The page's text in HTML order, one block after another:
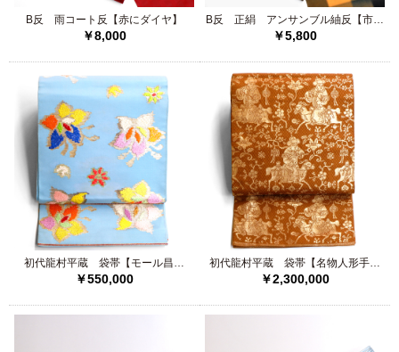
B反 雨コート反【赤にダイヤ】
￥8,000
B反 正絹 アンサンブル紬反【市松
風】
￥5,800
初代龍村平蔵 袋帯【モール昌花
文】
￥550,000
初代龍村平蔵 袋帯【名物人形手金
襴】
￥2,300,000